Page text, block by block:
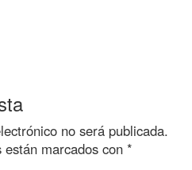
no será publicada.
marcados con *